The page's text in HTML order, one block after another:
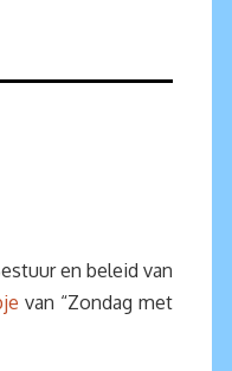
en beleid van
van “Zondag met